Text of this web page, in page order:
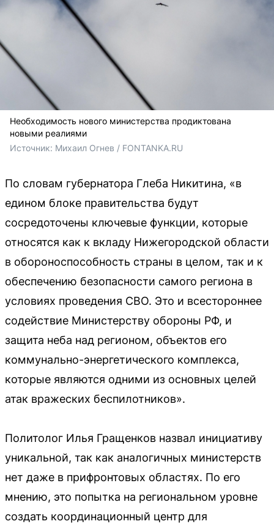
Необходимость нового министерства продиктована
новыми реалиями
Источник: Михаил Огнев / FONTANKA.RU
По словам губернатора Глеба Никитина, «в
едином блоке правительства будут
сосредоточены ключевые функции, которые
относятся как к вкладу Нижегородской области
в обороноспособность страны в целом, так и к
обеспечению безопасности самого региона в
условиях проведения СВО. Это и всестороннее
содействие Министерству обороны РФ, и
защита неба над регионом, объектов его
коммунально-энергетического комплекса,
которые являются одними из основных целей
атак вражеских беспилотников».
Политолог Илья Гращенков назвал инициативу
уникальной, так как аналогичных министерств
нет даже в прифронтовых областях. По его
мнению, это попытка на региональном уровне
создать координационный центр для